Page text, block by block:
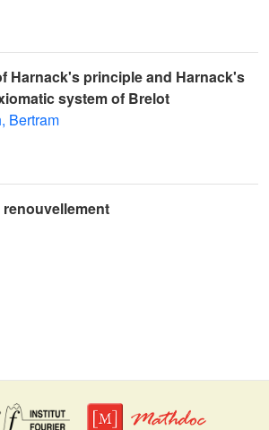
Harnack's principle and Harnack's
system of Brelot
Bertram